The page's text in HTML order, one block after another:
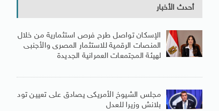
أحدث الأخبار
الإسكان تواصل طرح فرص استثمارية من خلال
المنصات الرقمية للاستثمار المصرى والأجنبى
لهيئة المجتمعات العمرانية الجديدة
مجلس الشيوخ الأمريكى يصادق على تعيين تود
بلانش وزيرا للعدل